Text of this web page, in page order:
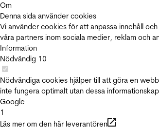
Om
Denna sida använder cookies
Vi använder cookies för att anpassa innehåll
våra partners inom sociala medier, reklam och
Information
Nödvändig 10
Nödvändiga cookies hjälper till att göra en
inte fungera optimalt utan dessa
Google
1
Läs mer om den här leverantören